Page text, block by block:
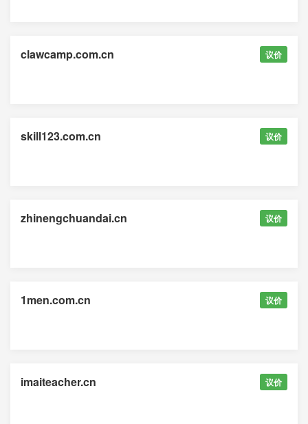
clawcamp.com.cn 议价
skill123.com.cn 议价
zhinengchuandai.cn 议价
1men.com.cn 议价
imaiteacher.cn 议价